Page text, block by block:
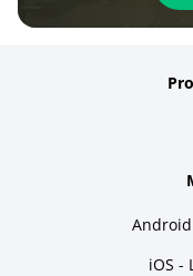
iOS -